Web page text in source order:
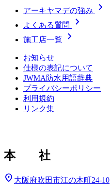
アーキヤマデの強み chevron_right
よくある質問 chevron_right
施工店一覧 chevron_right
お知らせ
仕様の表記について
JWMA防水用語辞典
プライバシーポリシー
利用規約
リンク集
本 社
location_on 大阪府吹田市江の木町24-10